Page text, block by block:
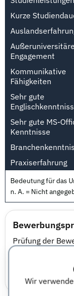
Wir
Kurze
Engagement
Kommunikative
Fähigkeiten
Sehr gute
Sehr gute MS-
Kenntnisse
Praxiserfahrung
Bedeutung für das
n. A. = Nicht
Prüfung der
vor Ort,